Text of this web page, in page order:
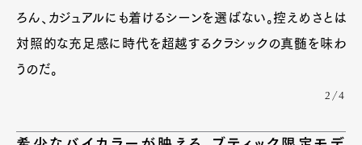
ろん、カジュアルにも着けるシーンを選ばない。控えめさとは
対照的な充足感に時代を超越するクラシックの真髄を味わ
うのだ。
2/4